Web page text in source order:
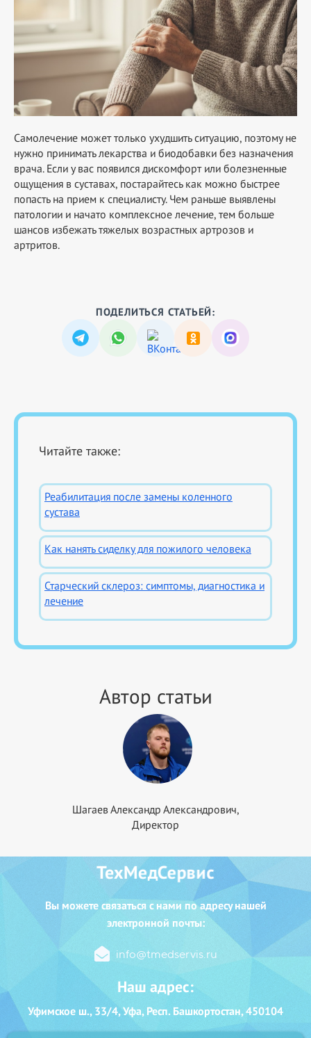
Самолечение может только ухудшить ситуацию, поэтому не
нужно принимать лекарства и биодобавки без назначения
врача. Если у вас появился дискомфорт или болезненные
ощущения в суставах, постарайтесь как можно быстрее
попасть на прием к специалисту. Чем раньше выявлены
патологии и начато комплексное лечение, тем больше
шансов избежать тяжелых возрастных артрозов и
артритов.
ПОДЕЛИТЬСЯ СТАТЬЕЙ:
Читайте также:
Реабилитация после замены коленного
сустава
Как нанять сиделку для пожилого человека
Старческий склероз: симптомы, диагностика и
лечение
Автор статьи
Шагаев Александр Александрович,
Директор
ТехМедСервис
Вы можете связаться с нами по адресу нашей
электронной почты:
info@tmedservis.ru
Наш адрес:
Уфимское ш., 33/4, Уфа, Респ. Башкортостан, 450104